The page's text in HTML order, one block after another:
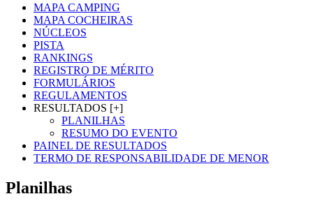
MAPA CAMPING
MAPA COCHEIRAS
NÚCLEOS
PISTA
RANKINGS
REGISTRO DE MÉRITO
FORMULÁRIOS
REGULAMENTOS
RESULTADOS [+]
PLANILHAS
RESUMO DO EVENTO
PAINEL DE RESULTADOS
TERMO DE RESPONSABILIDADE DE MENOR
Planilhas